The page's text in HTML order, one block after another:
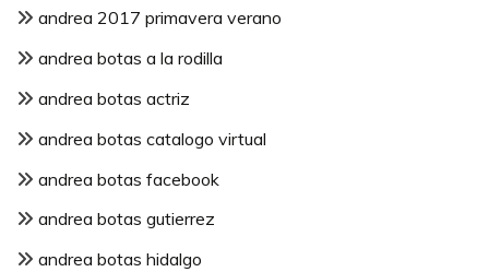
andrea 2017 primavera verano
andrea botas a la rodilla
andrea botas actriz
andrea botas catalogo virtual
andrea botas facebook
andrea botas gutierrez
andrea botas hidalgo